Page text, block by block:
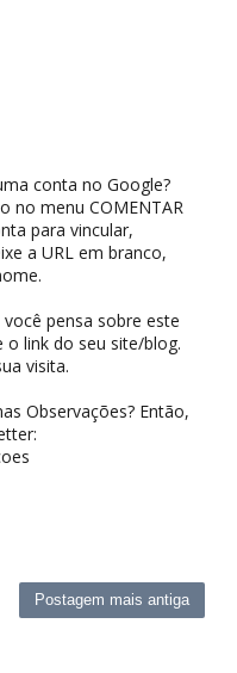
conta no Google?
no menu COMENTAR
para vincular,
a URL em branco,
pensa sobre este
o link do seu site/blog.
visita.
Observações? Então,
Postagem mais antiga